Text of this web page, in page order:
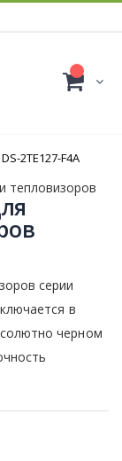
DS-2TE127-F4A
серии
в
черном